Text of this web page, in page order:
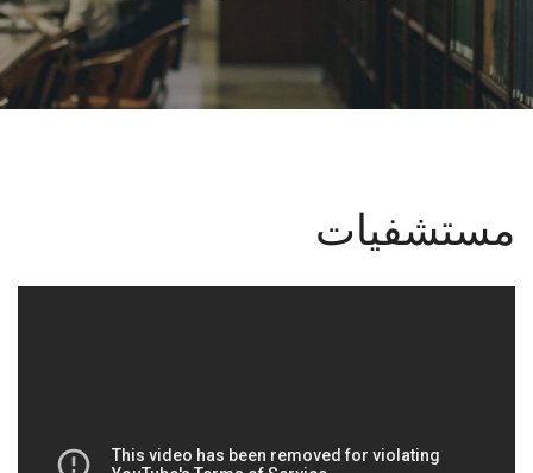
الشئون الأكاديمية
البحث العلمي
مستشفيات